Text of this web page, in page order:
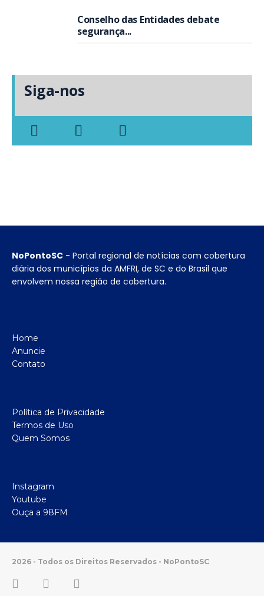
Conselho das Entidades debate
segurança...
Siga-nos
NoPontoSC - Portal regional de notícias com cobertura
diária dos municípios da AMFRI, de SC e do Brasil que
envolvem nossa região de cobertura.
Home
Anuncie
Contato
Política de Privacidade
Termos de Uso
Quem Somos
Instagram
Youtube
Ouça a 98FM
2026 - Todos os Direitos Reservados - NoPontoSC